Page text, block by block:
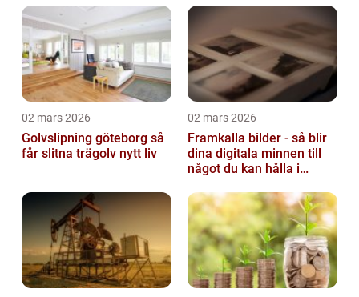
02 mars 2026
Golvslipning göteborg så
får slitna trägolv nytt liv
02 mars 2026
Framkalla bilder - så blir
dina digitala minnen till
något du kan hålla i